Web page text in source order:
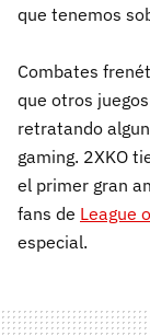
que tenemos
Combates
que otros
retratando
gaming. 2XKO
el primer gran
fans de League
especial.